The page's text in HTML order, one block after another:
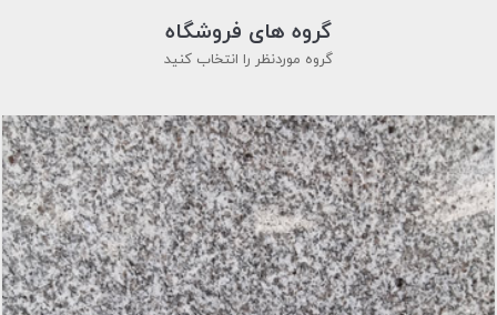
گروه های فروشگاه
گروه موردنظر را انتخاب کنید